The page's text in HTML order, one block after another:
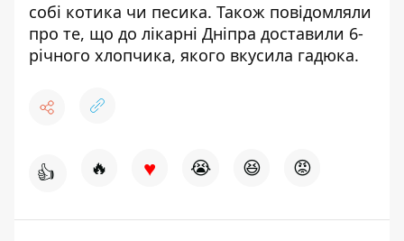
собі котика чи песика. Також повідомляли
про те, що до лікарні Дніпра доставили 6-
річного хлопчика, якого вкусила гадюка.
👍 🔥 ♥ 😭 😆 😡